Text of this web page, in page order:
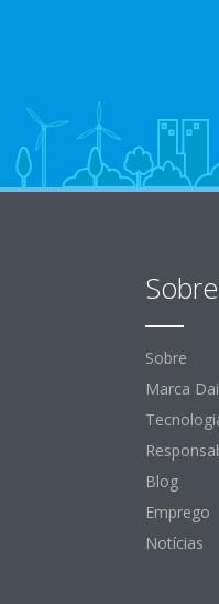
Sobre
Sobre
Marca
Blog
Emprego
Notícias